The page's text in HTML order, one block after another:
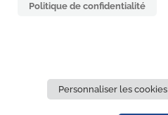
France
Politique de confidentialité
Personnaliser les cookies